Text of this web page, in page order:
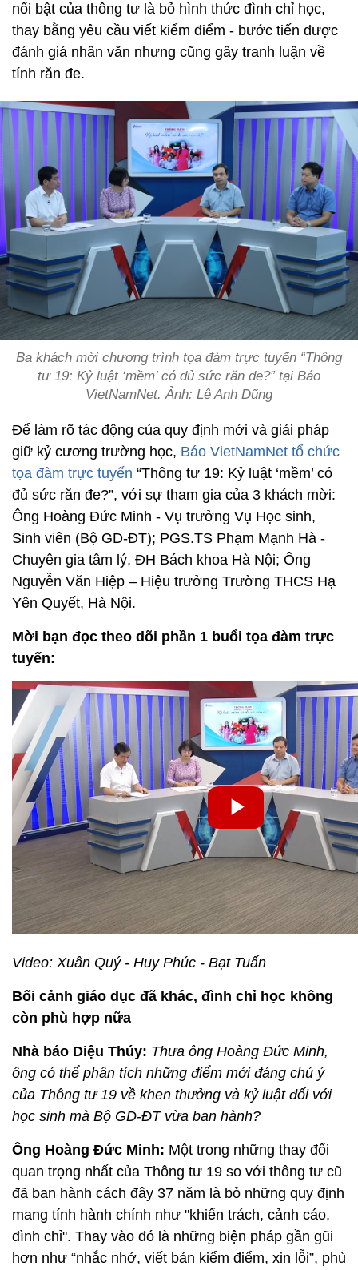
nổi bật của thông tư là bỏ hình thức đình chỉ học,
thay bằng yêu cầu viết kiểm điểm - bước tiến được
đánh giá nhân văn nhưng cũng gây tranh luận về
tính răn đe.
Ba khách mời chương trình tọa đàm trực tuyến “Thông
tư 19: Kỷ luật ‘mềm’ có đủ sức răn đe?” tại Báo
VietNamNet. Ảnh: Lê Anh Dũng
Để làm rõ tác động của quy định mới và giải pháp
giữ kỷ cương trường học, Báo VietNamNet tổ chức
tọa đàm trực tuyến “Thông tư 19: Kỷ luật ‘mềm’ có
đủ sức răn đe?”, với sự tham gia của 3 khách mời:
Ông Hoàng Đức Minh - Vụ trưởng Vụ Học sinh,
Sinh viên (Bộ GD-ĐT); PGS.TS Phạm Mạnh Hà -
Chuyên gia tâm lý, ĐH Bách khoa Hà Nội; Ông
Nguyễn Văn Hiệp – Hiệu trưởng Trường THCS Hạ
Yên Quyết, Hà Nội.
Mời bạn đọc theo dõi phần 1 buổi tọa đàm trực
tuyến:
Video: Xuân Quý - Huy Phúc - Bạt Tuấn
Bối cảnh giáo dục đã khác, đình chỉ học không
còn phù hợp nữa
Nhà báo Diệu Thúy: Thưa ông Hoàng Đức Minh,
ông có thể phân tích những điểm mới đáng chú ý
của Thông tư 19 về khen thưởng và kỷ luật đối với
học sinh mà Bộ GD-ĐT vừa ban hành?
Ông Hoàng Đức Minh: Một trong những thay đổi
quan trọng nhất của Thông tư 19 so với thông tư cũ
đã ban hành cách đây 37 năm là bỏ những quy định
mang tính hành chính như "khiển trách, cảnh cáo,
đình chỉ". Thay vào đó là những biện pháp gần gũi
hơn như “nhắc nhở, viết bản kiểm điểm, xin lỗi”, phù